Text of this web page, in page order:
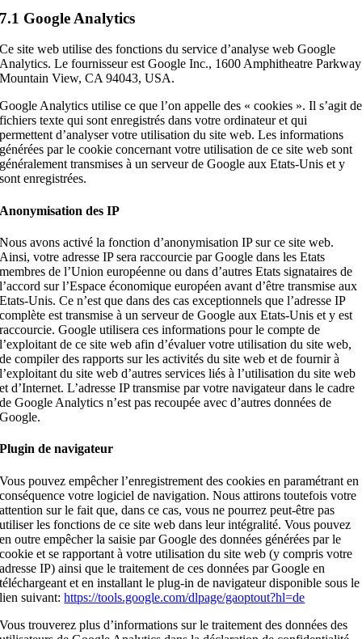
7.1 Google Analytics
Ce site web utilise des fonctions du service d’analyse web Google
Analytics. Le fournisseur est Google Inc., 1600 Amphitheatre Parkway
Mountain View, CA 94043, USA.
Google Analytics utilise ce que l’on appelle des « cookies ». Il s’agit de
fichiers texte qui sont enregistrés dans votre ordinateur et qui
permettent d’analyser votre utilisation du site web. Les informations
générées par le cookie concernant votre utilisation de ce site web sont
généralement transmises à un serveur de Google aux Etats-Unis et y
sont enregistrées.
Anonymisation des IP
Nous avons activé la fonction d’anonymisation IP sur ce site web.
Ainsi, votre adresse IP sera raccourcie par Google dans les Etats
membres de l’Union européenne ou dans d’autres Etats signataires de
l’accord sur l’Espace économique européen avant d’être transmise aux
Etats-Unis. Ce n’est que dans des cas exceptionnels que l’adresse IP
complète est transmise à un serveur de Google aux Etats-Unis et y est
raccourcie. Google utilisera ces informations pour le compte de
l’exploitant de ce site web afin d’évaluer votre utilisation du site web,
de compiler des rapports sur les activités du site web et de fournir à
l’exploitant du site web d’autres services liés à l’utilisation du site web
et d’Internet. L’adresse IP transmise par votre navigateur dans le cadre
de Google Analytics n’est pas recoupée avec d’autres données de
Google.
Plugin de navigateur
Vous pouvez empêcher l’enregistrement des cookies en paramétrant en
conséquence votre logiciel de navigation. Nous attirons toutefois votre
attention sur le fait que, dans ce cas, vous ne pourrez peut-être pas
utiliser les fonctions de ce site web dans leur intégralité. Vous pouvez
en outre empêcher la saisie par Google des données générées par le
cookie et se rapportant à votre utilisation du site web (y compris votre
adresse IP) ainsi que le traitement de ces données par Google en
téléchargeant et en installant le plug-in de navigateur disponible sous le
lien suivant:https://tools.google.com/dlpage/gaoptout?hl=de
Vous trouverez plus d’informations sur le traitement des données des